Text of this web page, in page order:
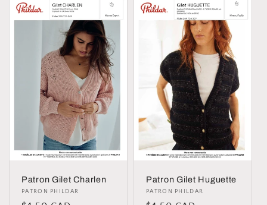
Patron Gilet Charlen
Distributeur :
PATRON PHILDAR
Patron Gilet Huguette
Distributeur :
PATRON PHILDAR